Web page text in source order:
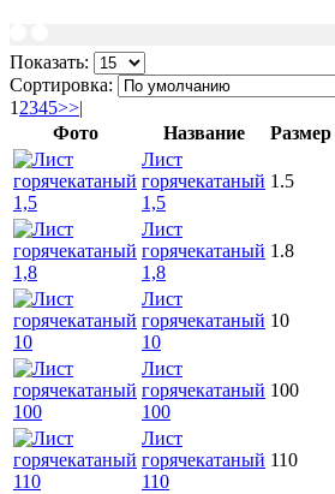
Показать:
Сортировка:
12345>>|
Фото
Название Размер
Лист
горячекатаный
1,5
1.5
Лист
горячекатаный
1,8
1.8
Лист
горячекатаный
10
10
Лист
горячекатаный
100
100
Лист
горячекатаный
110
110